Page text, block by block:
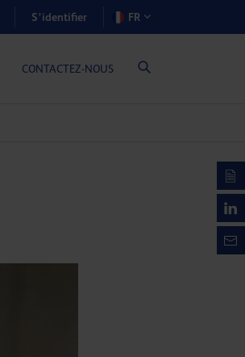
S’identifier FR
CONTACTEZ-NOUS